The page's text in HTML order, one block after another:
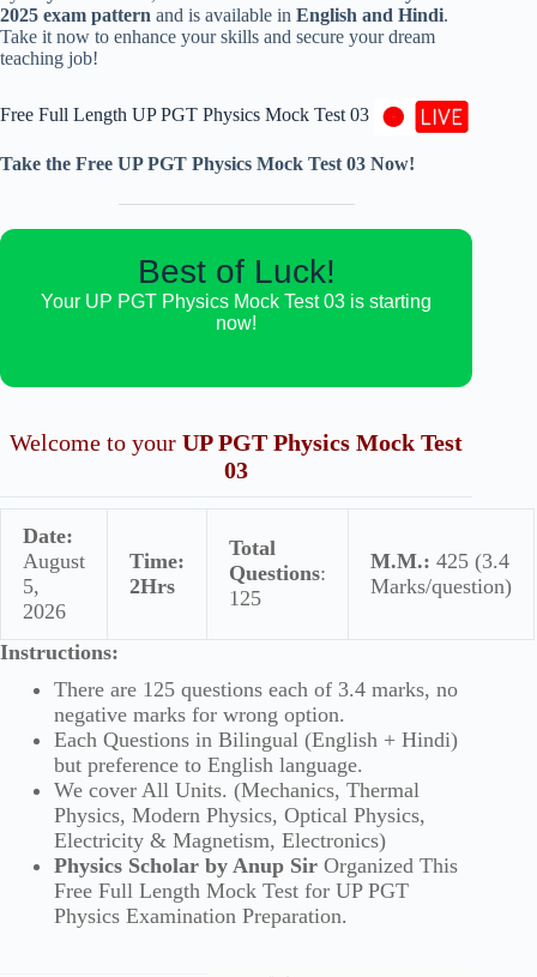
2025 exam pattern and is available in English and Hindi.
Take it now to enhance your skills and secure your dream
teaching job!
Free Full Length UP PGT Physics Mock Test 03
Take the Free UP PGT Physics Mock Test 03 Now!
Best of Luck!
Your UP PGT Physics Mock Test 03 is starting
now!
Welcome to yourUP PGT Physics Mock Test
03
Date:
August
5,
2026
Time:
2Hrs
Total
Questions:
125
M.M.: 425 (3.4
Marks/question)
Instructions:
There are 125 questions each of 3.4 marks, no
negative marks for wrong option.
Each Questions in Bilingual (English + Hindi)
but preference to English language.
We cover All Units. (Mechanics, Thermal
Physics, Modern Physics, Optical Physics,
Electricity & Magnetism, Electronics)
Physics Scholar by Anup Sir Organized This
Free Full Length Mock Test for UP PGT
Physics Examination Preparation.